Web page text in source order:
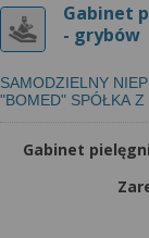
Gabinet
- grybów
SAMODZIELNY
"BOMED" SPÓŁKA
Gabinet